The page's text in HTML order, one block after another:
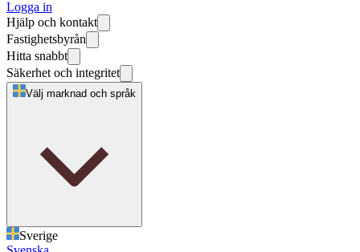
Logga in
Hjälp och kontakt
Fastighetsbyrån
Hitta snabbt
Säkerhet och integritet
Välj marknad och språk
Sverige